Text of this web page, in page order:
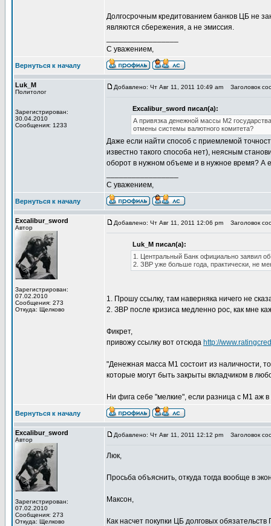
Долгосрочным кредитованием банков ЦБ не
являются сбережения, а не эмиссия.
С уважением,
Вернуться к началу
Luk_M
Политолог
Зарегистрирован:
30.04.2010
Сообщения: 1233
Добавлено: Чт Авг 11, 2011 10:49 am Заголовок
Excalibur_sword писал(а):
А привязка денежной массы М2
отмены системы валютного комитета?
Даже если найти способ с приемлемой
известно такого способа нет), неясным
оборот в нужном объеме и в нужное время? А
С уважением,
Вернуться к началу
Excalibur_sword
Автор
Зарегистрирован:
07.02.2010
Сообщения: 273
Откуда: Щелково
Добавлено: Чт Авг 11, 2011 12:06 pm Заголовок
Luk_M писал(а):
1. Центральный Банк официально заявил
2. ЗВР уже больше года, практически, не
1. Прошу ссылку, там наверняка ничего не
2. ЗВР после кризиса медленно рос, как мне
Фикрет,
привожу ссылку вот отсюда http://
"Денежная масса М1 состоит из наличности,
которые могут быть закрыты вкладчиком в
Ни фига себе "мелкие", если разница с М1 аж в
Вернуться к началу
Excalibur_sword
Автор
Зарегистрирован:
07.02.2010
Сообщения: 273
Откуда: Щелково
Добавлено: Чт Авг 11, 2011 12:12 pm Заголовок
Люк,
Просьба объяснить, откуда тогда вообще в
Максон,
Как насчет покупки ЦБ долговых